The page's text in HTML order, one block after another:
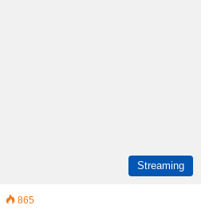
Streaming
865